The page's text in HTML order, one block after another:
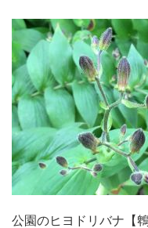
公園のヒヨドリバナ【